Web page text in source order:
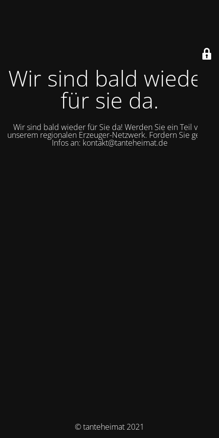
Wir sind bald wieder
für sie da.
Wir sind bald wieder für Sie da! Werden Sie ein Teil von
unserem regionalen Erzeuger-Netzwerk. Fordern Sie gerne
Infos an: kontakt@tanteheimat.de
© tanteheimat 2021